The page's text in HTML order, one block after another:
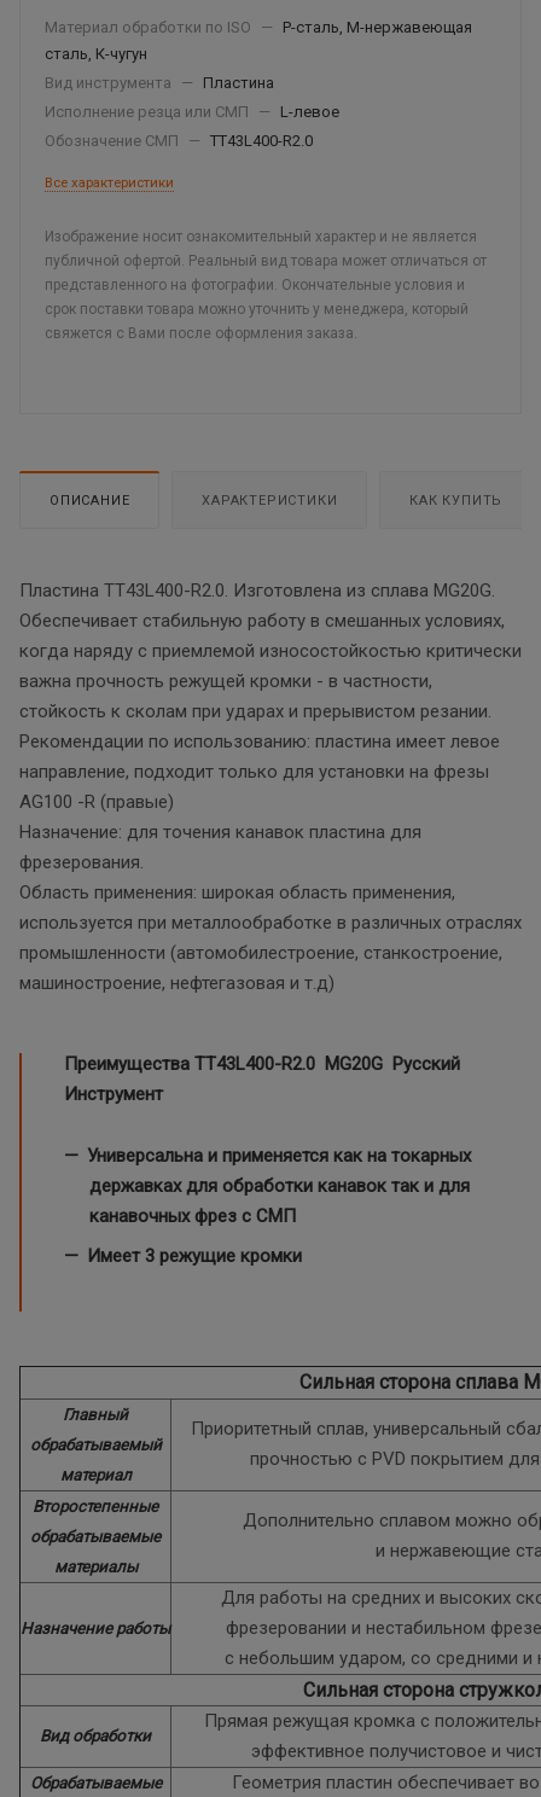
Материал обработки по ISO —
P-сталь, М-нержавеющая
сталь, К-чугун
Вид инструмента
—
Пластина
Исполнение резца или СМП
—
L-левое
Обозначение СМП
— TT43L400-R2.0
Все характеристики
Изображение носит ознакомительный характер и не является
публичной офертой. Реальный вид товара может отличаться от
представленного на фотографии. Окончательные условия и
срок поставки товара можно уточнить у менеджера, который
свяжется с Вами после оформления заказа.
ОПИСАНИЕ ХАРАКТЕРИСТИКИ КАК КУПИТЬ
Пластина TT43L400-R2.0. Изготовлена из сплава MG20G.
Обеспечивает стабильную работу в смешанных условиях,
когда наряду с приемлемой износостойкостью критически
важна прочность режущей кромки - в частности,
стойкость к сколам при ударах и прерывистом резании.
Рекомендации по использованию: пластина имеет левое
направление, подходит только для установки на фрезы
AG100 -R (правые)
Назначение: для точения канавок пластина для
фрезерования.
Область применения: широкая область применения,
используется при металлообработке в различных отраслях
промышленности (автомобилестроение, станкостроение,
машиностроение, нефтегазовая и т.д)
Преимущества TT43L400-R2.0 MG20G Русский
Инструмент
Универсальна и применяется как на токарных
державках для обработки канавок так и для
канавочных фрез с СМП
Имеет 3 режущие кромки
Сильная сторона сплава
Главный
обрабатываемый
материал
Приоритетный сплав, универсальный
прочностью с PVD покрытием
Второстепенные
обрабатываемые
материалы
Дополнительно сплавом можно
и нержавеющие
Назначение работы
Для работы на средних и высоких
фрезеровании и нестабильном
с небольшим ударом, со средними
Сильная сторона
Вид обработки
Прямая режущая кромка с
эффективное получистовое и
Обрабатываемые Геометрия пластин обеспечивает